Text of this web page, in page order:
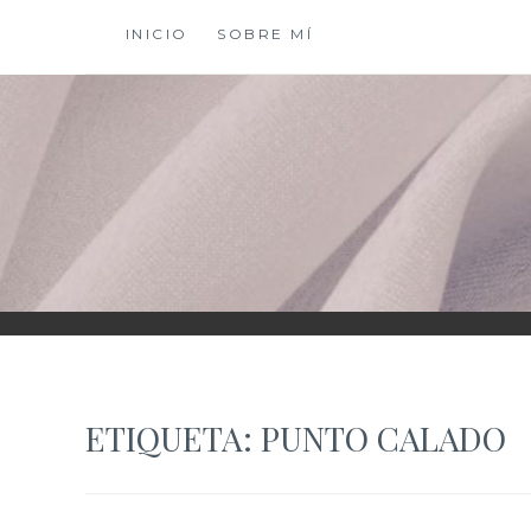
contenido
INICIO SOBRE MÍ
XIOMY
ETIQUETA: PUNTO CALADO